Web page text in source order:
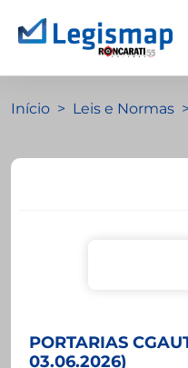
Início Leis e Normas
PORTARIAS
03.06.2026)